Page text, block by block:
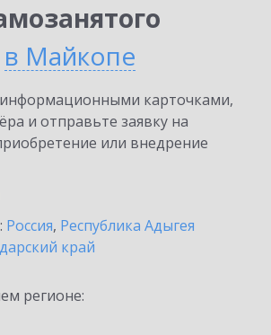
в Майкопе
карточками,
и отправьте заявку на
или внедрение
Россия, Республика Адыгея
край
регионе: